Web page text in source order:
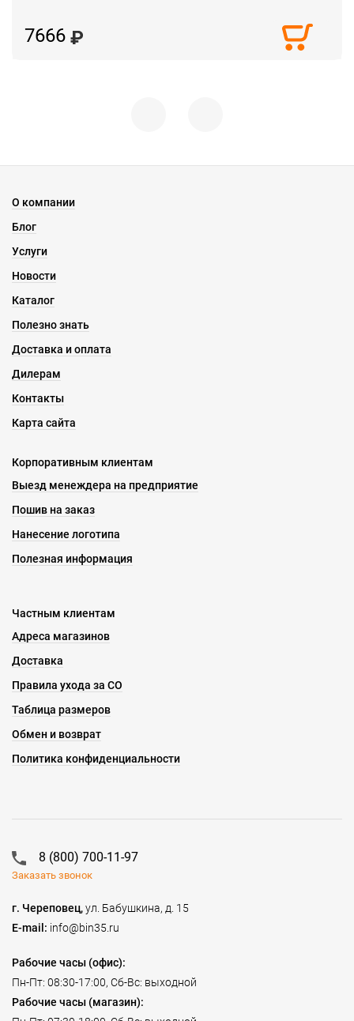
7666
О компании
Блог
Услуги
Новости
Каталог
Полезно знать
Доставка и оплата
Дилерам
Контакты
Карта сайта
Корпоративным клиентам
Выезд менеждера на предприятие
Пошив на заказ
Нанесение логотипа
Полезная информация
Частным клиентам
Адреса магазинов
Доставка
Правила ухода за СО
Таблица размеров
Обмен и возврат
Политика конфиденциальности
8 (800) 700-11-97
Заказать звонок
г. Череповец,ул. Бабушкина, д. 15
E-mail: info@bin35.ru
Рабочие часы (офис):
Пн-Пт: 08:30-17:00, Сб-Вс: выходной
Рабочие часы (магазин):